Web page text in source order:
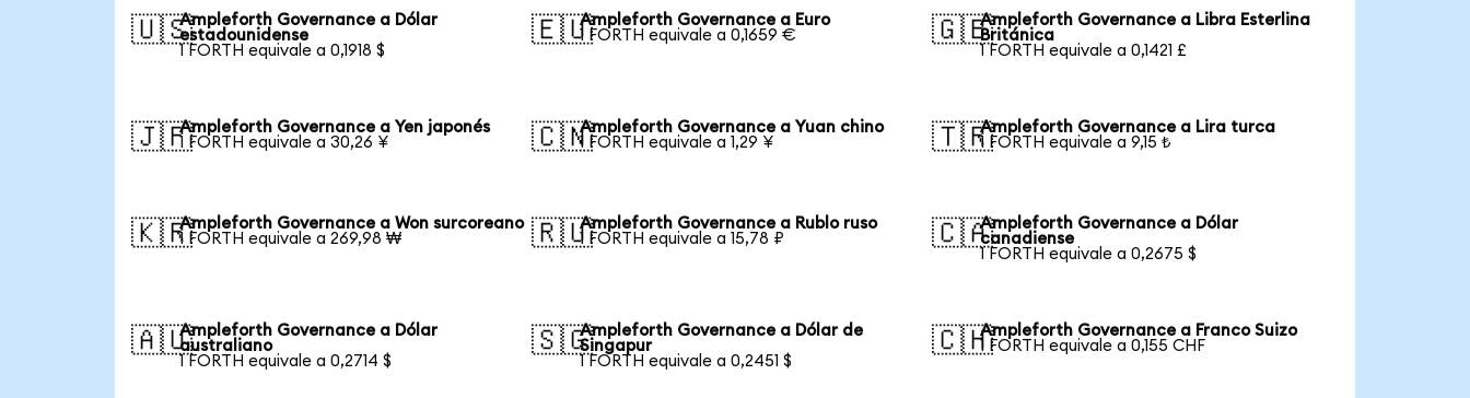
🇺🇸Ampleforth Governance a Dólar
estadounidense
1 FORTH equivale a 0,1918 $
🇪🇺Ampleforth Governance a Euro
1 FORTH equivale a 0,1659 €
🇬🇧Ampleforth Governance a Libra Esterlina
Británica
1 FORTH equivale a 0,1421 £
🇯🇵Ampleforth Governance a Yen japonés
1 FORTH equivale a 30,26 ¥
🇨🇳Ampleforth Governance a Yuan chino
1 FORTH equivale a 1,29 ¥
🇹🇷Ampleforth Governance a Lira turca
1 FORTH equivale a 9,15 ₺
🇰🇷Ampleforth Governance a Won surcoreano
1 FORTH equivale a 269,98 ₩
🇷🇺Ampleforth Governance a Rublo ruso
1 FORTH equivale a 15,78 ₽
🇨🇦Ampleforth Governance a Dólar
canadiense
1 FORTH equivale a 0,2675 $
🇦🇺Ampleforth Governance a Dólar
australiano
1 FORTH equivale a 0,2714 $
🇸🇬Ampleforth Governance a Dólar de
Singapur
1 FORTH equivale a 0,2451 $
🇨🇭Ampleforth Governance a Franco Suizo
1 FORTH equivale a 0,155 CHF